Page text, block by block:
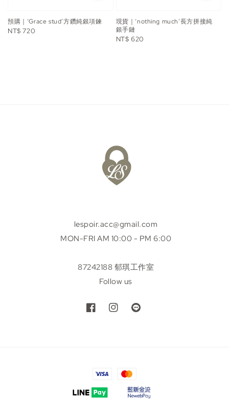
預購｜‘Grace stud’方鑽純銀項鍊
Regular
NT$ 720
現貨｜‘nothing much’長方拼接純
銀手鏈
Regular
NT$ 620
lespoir.acc@gmail.com
MON-FRI AM 10:00 - PM 6:00
87242188 郁琪工作室
Follow us